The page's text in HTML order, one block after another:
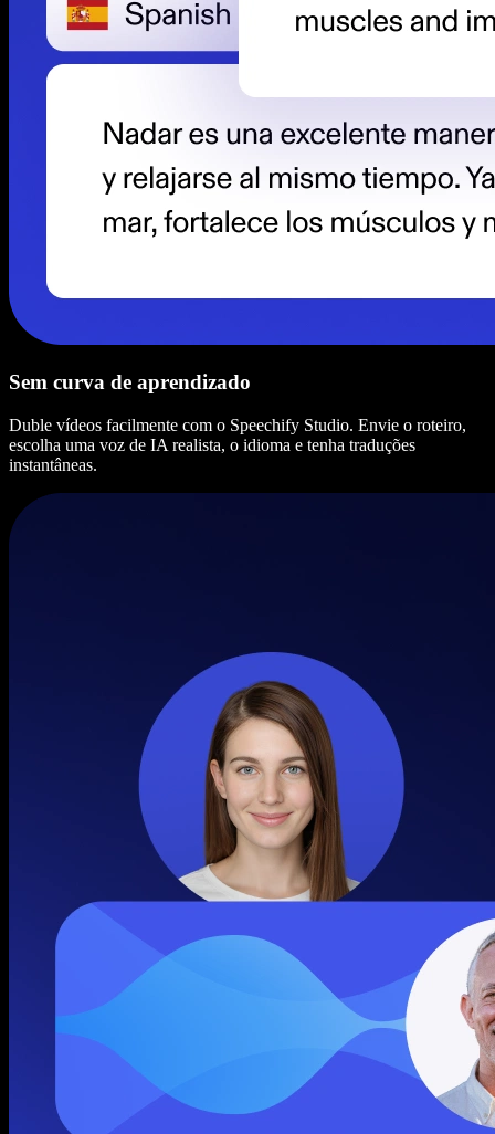
Sem curva de aprendizado
Duble vídeos facilmente com o Speechify Studio. Envie o roteiro,
escolha uma voz de IA realista, o idioma e tenha traduções
instantâneas.